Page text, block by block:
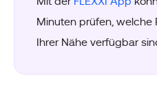
Minuten prüfen, welche
Ihrer Nähe verfügbar